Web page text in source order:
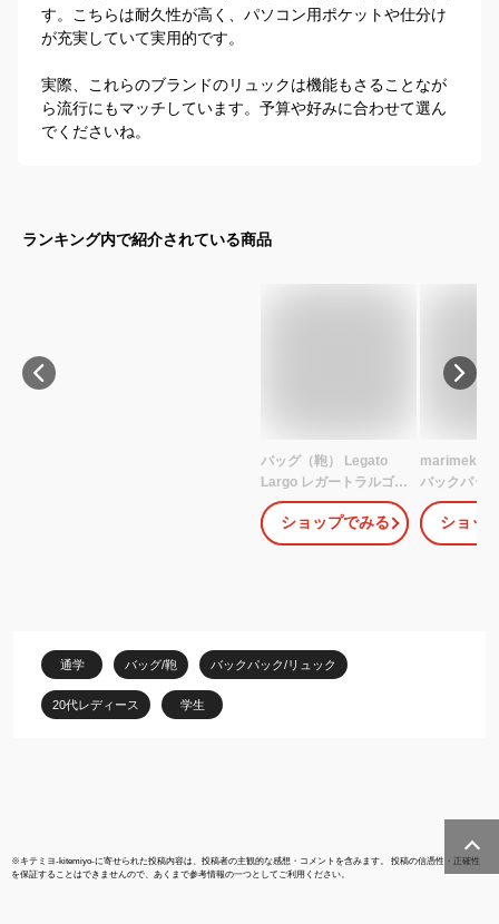
す。こちらは耐久性が高く、パソコン用ポケットや仕分け
が充実していて実用的です。
実際、これらのブランドのリュックは機能もさることなが
ら流行にもマッチしています。予算や好みに合わせて選ん
でくださいね。
ランキング内で紹介されている商品
バッグ（鞄） Legato
Largo レガートラルゴ
レディース ネオノスタ
ルジック リュック 9L
A4対応 きれいめ シンプ
ショップでみる
marimekko
バックパッ
ップ トップ
093325 レ
ショッ
通学 バッグ/鞄 バックパック/リュック
20代レディース 学生
※キテミヨ-kitemiyo-に寄せられた投稿内容は、投稿者の主観的な感想・コメントを含みます。 投稿の信憑性・正確性
を保証することはできませんので、あくまで参考情報の一つとしてご利用ください。